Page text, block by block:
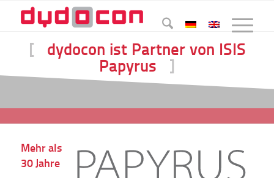
[ dydocon ist Partner von ISIS
Papyrus ]
Mehr als
30 Jahre